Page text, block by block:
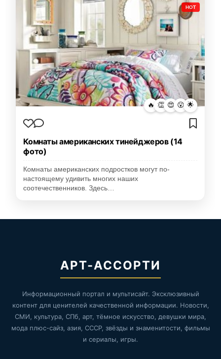
HOT
🔥 👏 😍 😮 🌟
Комнаты американских тинейджеров (14
фото)
Комнаты американских подростков могут по-
настоящему удивить многих наших
соотечественников. Здесь…
АРТ-АССОРТИ
Информационный портал и мультисайт. Эксклюзивный
контент для ценителей качественной информации. Новости,
СМИ, культура, СПб, арт, тёмное искусство, девушки мира,
мода плюс-сайз, азия, СССР, звёзды и знаменитости, фильмы
и сериалы, игры.